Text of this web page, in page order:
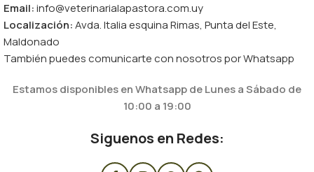
Email:info@veterinarialapastora.com.uy
Localización:Avda. Italia esquina Rimas, Punta del Este,
Maldonado
También puedes comunicarte con nosotros por Whatsapp
Estamos disponibles en Whatsapp de Lunes a Sábado de
10:00 a 19:00
Siguenos en Redes: